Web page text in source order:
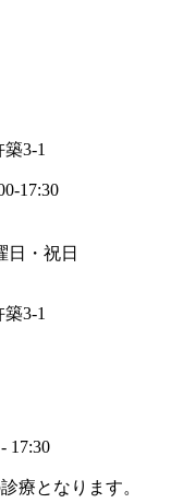
3-1
17:30
日・祝日
3-1
17:30
療となります。